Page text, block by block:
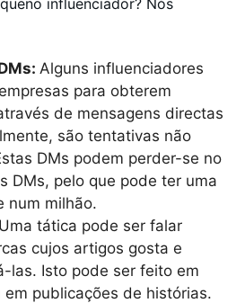
Alguns influenciadores
para obterem
de mensagens directas
são tentativas não
DMs podem perder-se no
DMs, pelo que pode ter uma
num milhão.
Uma tática pode ser falar
cujos artigos gosta e
las. Isto pode ser feito em
em publicações de histórias.